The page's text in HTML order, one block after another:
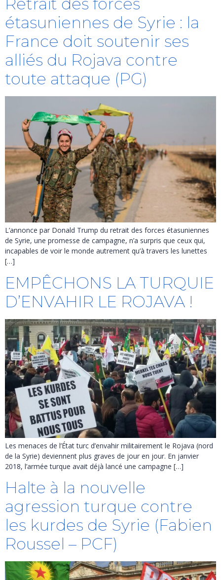
étasuniennes de Syrie : la
France doit soutenir ses
alliés du Rojava contre
toute attaque (PG)
L’annonce par Donald Trump du retrait des forces étasuniennes
de Syrie, une promesse de campagne, n’a surpris que ceux qui,
incapables de voir le monde autrement qu’à travers les lunettes
[…]
EMPÊCHONS LA TURQUIE
D’ENVAHIR LE ROJAVA !
Les menaces de l’État turc d’envahir militairement le Rojava (nord
de la Syrie) deviennent plus graves de jour en jour. En janvier
2018, l’armée turque avait déjà lancé une campagne […]
Halte à la nouvelle
agression turque contre
les kurdes de Syrie (Fabien
Roussel – PCF)